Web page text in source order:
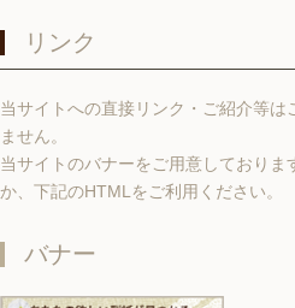
リンク
当サイトへの直接リンク・ご紹介等
ません。
当サイトのバナーをご用意しておりま
か、下記のHTMLをご利用ください。
バナー